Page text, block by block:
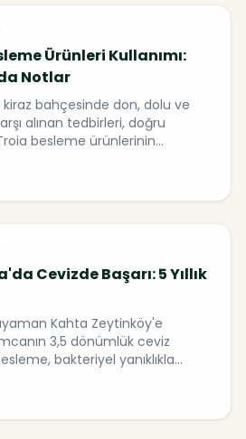
Ürünleri Kullanımı:
Notlar
bahçesinde don, dolu ve
alınan tedbirleri, doğru
besleme ürünlerinin
Cevizde Başarı: 5 Yıllık
Kahta Zeytinköy'e
3,5 dönümlük ceviz
bakteriyel yanıklıkla